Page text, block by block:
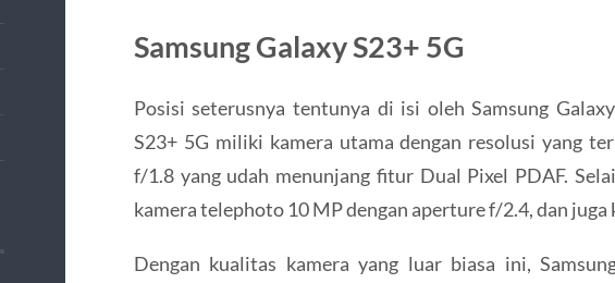
Samsung Galaxy S23+ 5G
Posisi seterusnya tentunya di isi oleh Samsung
S23+ 5G miliki kamera utama dengan resolusi yang
f/1.8 yang udah menunjang fitur Dual Pixel PDAF.
kamera telephoto 10 MP dengan aperture f/2.4, dan juga
Dengan kualitas kamera yang luar biasa ini,